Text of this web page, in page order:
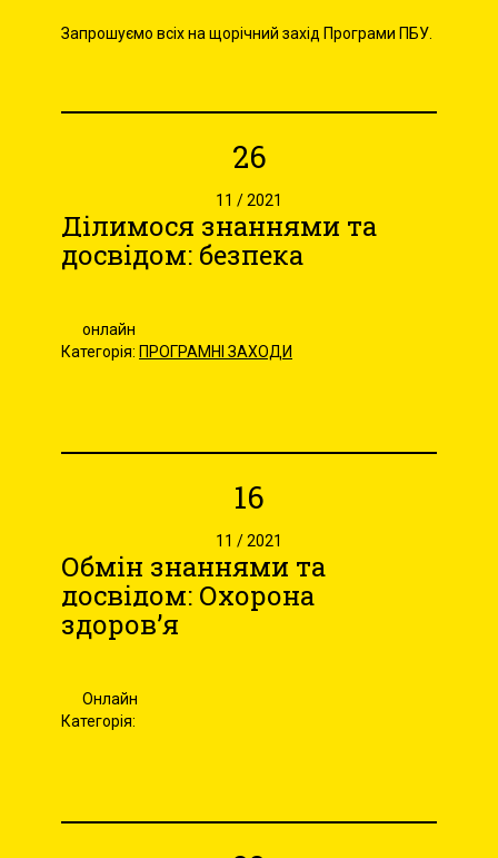
Запрошуємо всіх на щорічний захід Програми ПБУ.
26
11 / 2021
Ділимося знаннями та
досвідом: безпека
онлайн
Категорія: ПРОГРАМНІ ЗАХОДИ
16
11 / 2021
Обмін знаннями та
досвідом: Охорона
здоров’я
Онлайн
Категорія: